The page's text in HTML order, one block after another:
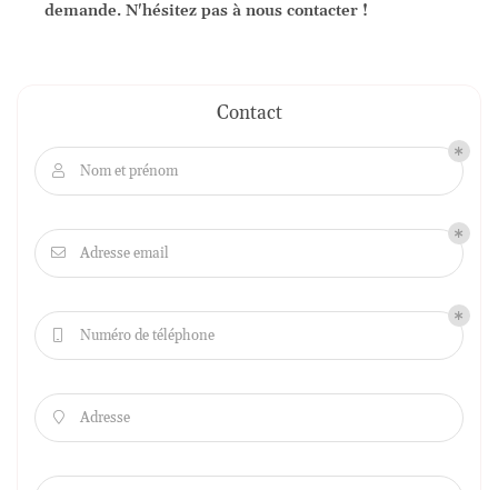
demande. N'hésitez pas à nous contacter !
Contact
 Nom et prénom
 Adresse email
Numéro de téléphone
 Adresse